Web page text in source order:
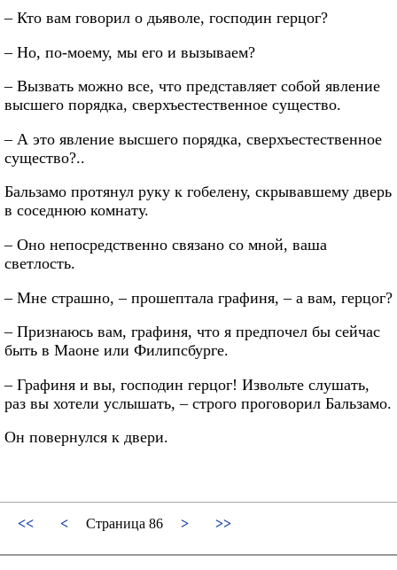
– Кто вам говорил о дьяволе, господин герцог?
– Но, по-моему, мы его и вызываем?
– Вызвать можно все, что представляет собой явление
высшего порядка, сверхъестественное существо.
– А это явление высшего порядка, сверхъестественное
существо?..
Бальзамо протянул руку к гобелену, скрывавшему дверь
в соседнюю комнату.
– Оно непосредственно связано со мной, ваша
светлость.
– Мне страшно, – прошептала графиня, – а вам, герцог?
– Признаюсь вам, графиня, что я предпочел бы сейчас
быть в Маоне или Филипсбурге.
– Графиня и вы, господин герцог! Извольте слушать,
раз вы хотели услышать, – строго проговорил Бальзамо.
Он повернулся к двери.
<< < Страница 86 > >>